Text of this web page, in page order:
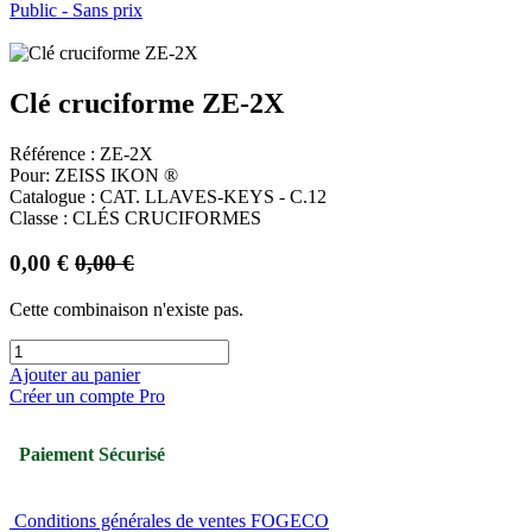
Public - Sans prix
Clé cruciforme ZE-2X
Référence : ZE-2X
Pour: ZEISS IKON ®
Catalogue : CAT. LLAVES-KEYS - C.12
Classe : CLÉS CRUCIFORMES
0,00 € 0,00€
Cette combinaison n'existe pas.
Ajouter au panier
Créer un compte Pro
Paiement Sécurisé
Conditions générales de ventes FOGECO